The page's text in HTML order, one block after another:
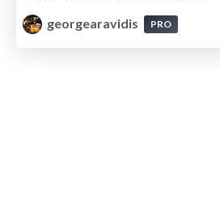
georgearavidis
PRO